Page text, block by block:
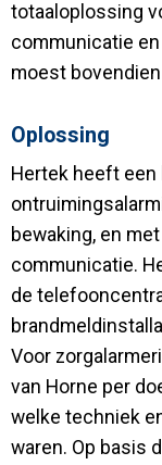
totaaloplossing
communicatie
moest
Oplossing
Hertek heeft een
bewaking, en
communicatie.
de
Voor
van Horne per
welke techniek
waren. Op basis